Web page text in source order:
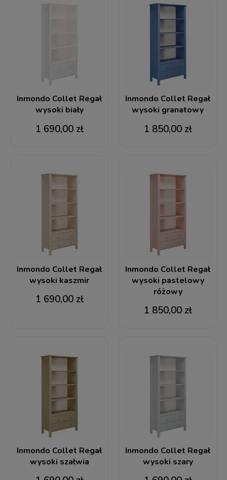
Inmondo Collet Regał
wysoki biały
1 690,00 zł
Inmondo Collet Regał
wysoki granatowy
1 850,00 zł
Inmondo Collet Regał
wysoki kaszmir
1 690,00 zł
Inmondo Collet Regał
wysoki pastelowy
różowy
1 850,00 zł
Inmondo Collet Regał
wysoki szałwia
Inmondo Collet Regał
wysoki szary